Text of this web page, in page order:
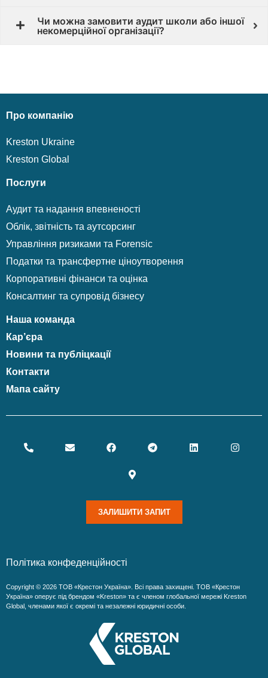
Чи можна замовити аудит школи або іншої
некомерційної організації?
Про компанію
Kreston Ukraine
Kreston Global
Послуги
Аудит та надання впевненості
Облік, звітність та аутсорсинг
Управління ризиками та Forensic
Податки та трансфертне ціноутворення
Корпоративні фінанси та оцінка
Консалтинг та супровід бізнесу
Наша команда
Кар’єра
Новини та публіцкації
Контакти
Мапа сайту
ЗАЛИШИТИ ЗАПИТ
Політика конфеденційності
Copyright © 2026 ТОВ «Крестон Україна». Всі права захищені. ТОВ «Крестон
Україна» оперує під брендом «Kreston» та є членом глобальної мережі Kreston
Global, членами якої є окремі та незалежні юридичні особи.